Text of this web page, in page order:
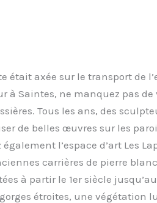
était axée sur le transport de
à Saintes, ne manquez pas
Tous les ans, des
de belles œuvres sur les
l’espace d’art Les
carrières de pierre
à partir le 1er siècle
étroites, une végétation